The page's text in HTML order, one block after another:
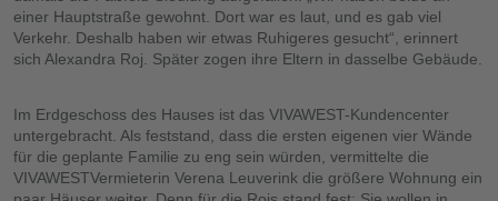
einer Hauptstraße gewohnt. Dort war es laut, und es gab viel
Verkehr. Deshalb haben wir etwas Ruhigeres gesucht“, erinnert
sich Alexandra Roj. Später zogen ihre Eltern in dasselbe Gebäude.
Im Erdgeschoss des Hauses ist das VIVAWEST-Kundencenter
untergebracht. Als feststand, dass die ersten eigenen vier Wände
für die geplante Familie zu eng sein würden, vermittelte die
VIVAWESTVermieterin Verena Leuverink die größere Wohnung ein